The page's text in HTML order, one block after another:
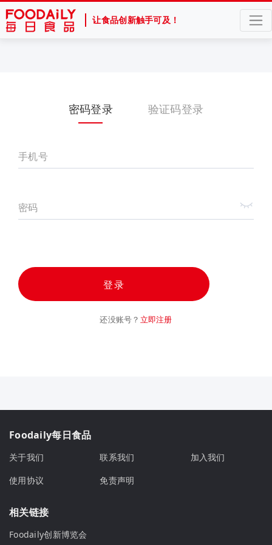
让食品创新触手可及！
密码登录 验证码登录
手机号
密码
登录
还没账号？ 立即注册
Foodaily每日食品
关于我们 联系我们
加入我们
使用协议
免责声明
相关链接
Foodaily创新博览会